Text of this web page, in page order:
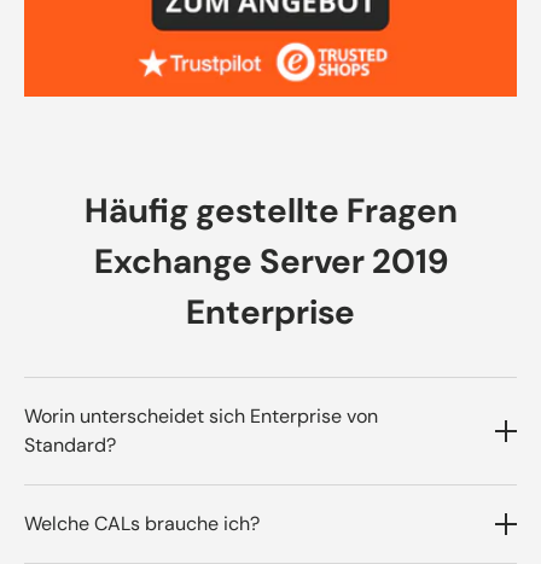
Häufig gestellte Fragen
Exchange Server 2019
Enterprise
Worin unterscheidet sich Enterprise von
Standard?
Enterprise skaliert auf mehr
Postfachdatenbanken pro Server und ist für
Welche CALs brauche ich?